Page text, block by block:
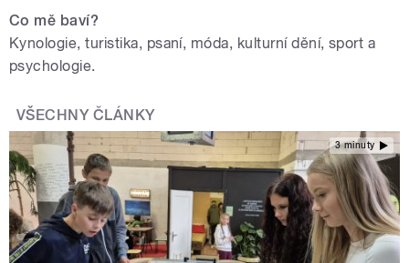
Co mě baví?
Kynologie, turistika, psaní, móda, kulturní dění, sport a
psychologie.
VŠECHNY ČLÁNKY
3 minuty